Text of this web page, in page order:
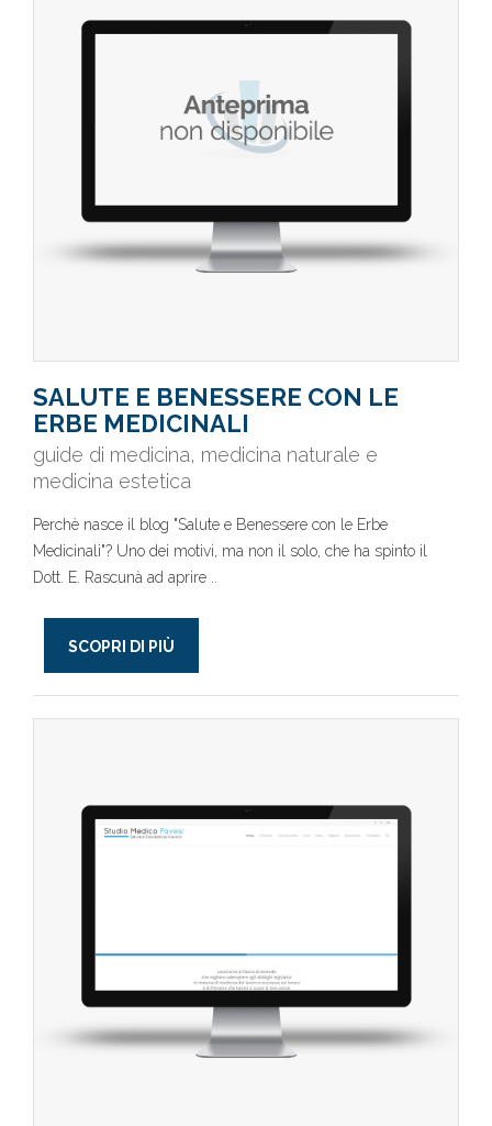
SALUTE E BENESSERE CON LE
ERBE MEDICINALI
guide di medicina, medicina naturale e
medicina estetica
Perchè nasce il blog "Salute e Benessere con le Erbe
Medicinali"? Uno dei motivi, ma non il solo, che ha spinto il
Dott. E. Rascunà ad aprire ..
SCOPRI DI PIÙ